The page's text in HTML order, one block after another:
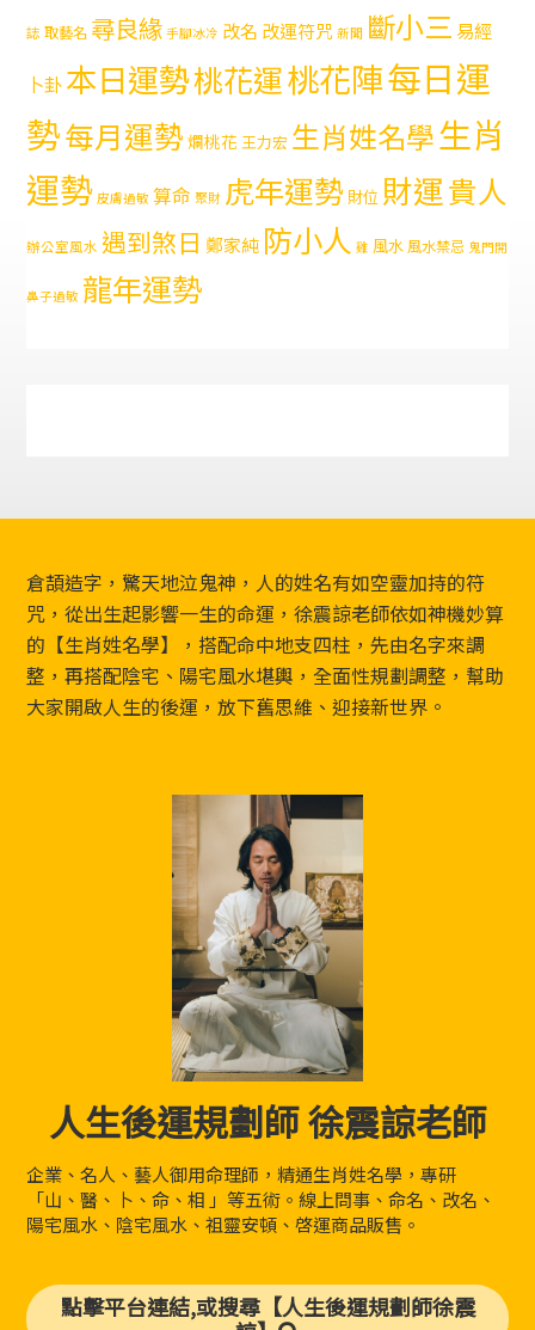
誌 取藝名 尋良緣 手腳冰冷 改名 改運符咒 新聞 斷小三易經
卜卦本日運勢桃花運桃花陣每日運
勢每月運勢 爛桃花 王力宏 生肖姓名學生肖
運勢 皮膚過敏 算命 聚財 虎年運勢 財位 財運貴人
辦公室風水 遇到煞日 鄭家純 防小人 雞 風水 風水禁忌 鬼門開
鼻子過敏 龍年運勢
Footer
倉頡造字，驚天地泣鬼神，人的姓名有如空靈加持的符
咒，從出生起影響一生的命運，徐震諒老師依如神機妙算
的【生肖姓名學】，搭配命中地支四柱，先由名字來調
整，再搭配陰宅、陽宅風水堪輿，全面性規劃調整，幫助
大家開啟人生的後運，放下舊思維、迎接新世界。
人生後運規劃師 徐震諒老師
企業、名人、藝人御用命理師，精通生肖姓名學，專研
「山、醫、卜、命、相 」等五術。線上問事、命名、改名、
陽宅風水、陰宅風水、祖靈安頓、啓運商品販售。
點擊平台連結,或搜尋【人生後運規劃師徐震